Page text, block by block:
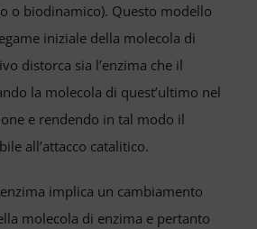
o biodinamico). Questo modello
iniziale della molecola di
distorca sia l’enzima che il
la molecola di quest’ultimo nel
e rendendo in tal modo il
all’attacco catalitico.
implica un cambiamento
molecola di enzima e pertanto